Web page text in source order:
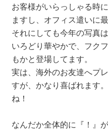
お客様がいらっしゃる時
ますし、オフィス遣いに
それにしても今年の写真
いろどり華やかで、フク
もかと登場してます。
実は、海外のお友達へプ
すが、かなり喜ばれます
ね！
なんだか全体的に『！』